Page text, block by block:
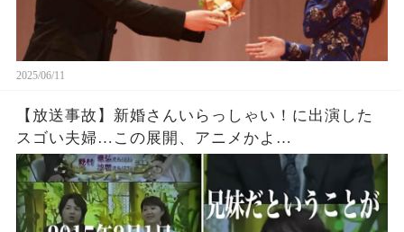
2025/06/11
【放送事故】新婚さんいらっしゃい！に出演した
スゴい夫婦…この展開、アニメかよ…